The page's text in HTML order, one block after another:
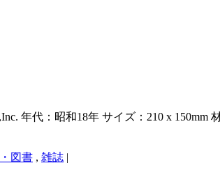
年代：昭和18年 サイズ：210 x
図書 , 雑誌 |